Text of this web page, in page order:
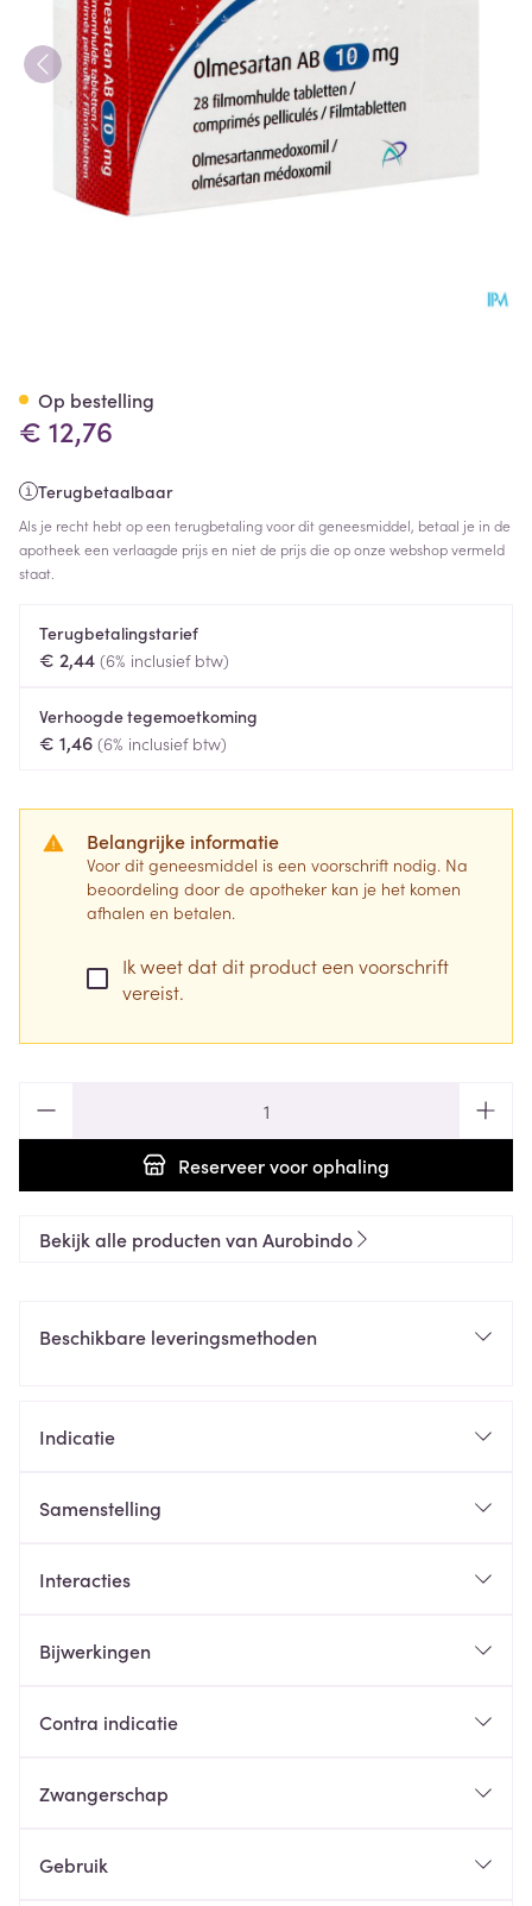
€ 12,76
Terugbetaalbaar
Als je recht hebt op een terugbetaling voor dit geneesmiddel, betaal je in de
apotheek een verlaagde prijs en niet de prijs die op onze webshop vermeld
staat.
Terugbetalingstarief
€ 2,44 (6% inclusief btw)
Verhoogde tegemoetkoming
€ 1,46 (6% inclusief btw)
Belangrijke informatie
Voor dit geneesmiddel is een voorschrift nodig. Na
beoordeling door de apotheker kan je het komen
afhalen en betalen.
Ik weet dat dit product een voorschrift
vereist.
Reserveervoor ophaling
Op bestelling
Bekijk alle producten van Aurobindo
Beschikbare leveringsmethoden
Indicatie
Samenstelling
Interacties
Bijwerkingen
Contra indicatie
Zwangerschap
Gebruik